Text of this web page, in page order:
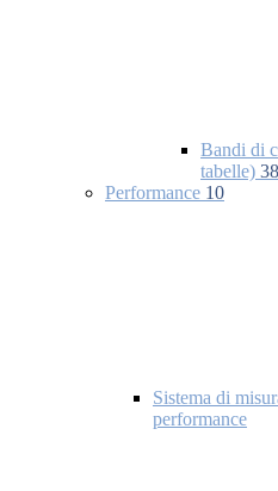
Bandi di
tabelle) 38
Performance 10
Sistema di
performance